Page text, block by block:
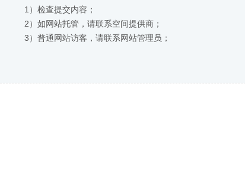
1）检查提交内容；
2）如网站托管，请联系空间提供商；
3）普通网站访客，请联系网站管理员；